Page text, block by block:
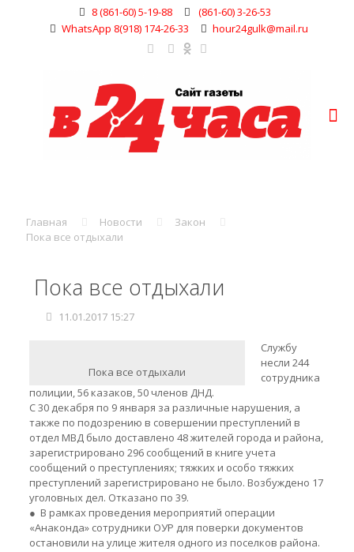
8 (861-60) 5-19-88
(861-60) 3-26-53
WhatsApp 8(918) 174-26-33
hour24gulk@mail.ru
Главная Новости
Закон
Пока все отдыхали
Пока все отдыхали
11.01.2017 15:27
Пока все отдыхали
Службу
несли 244
сотрудника
полиции, 56 казаков, 50 членов ДНД.
С 30 декабря по 9 января за различные нарушения, а
также по подозрению в совершении преступлений в
отдел МВД было доставлено 48 жителей города и района,
зарегистрировано 296 сообщений в книге учета
сообщений о преступлениях; тяжких и особо тяжких
преступлений зарегистрировано не было. Возбуждено 17
уголовных дел. Отказано по 39.
● В рамках проведения мероприятий операции
«Анаконда» сотрудники ОУР для поверки документов
остановили на улице жителя одного из поселков района.